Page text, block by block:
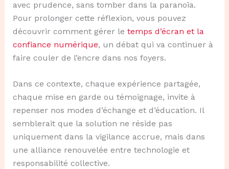
avec prudence, sans tomber dans la paranoïa.
Pour prolonger cette réflexion, vous pouvez
découvrir comment gérer le temps d’écran et la
confiance numérique, un débat qui va continuer à
faire couler de l’encre dans nos foyers.
Dans ce contexte, chaque expérience partagée,
chaque mise en garde ou témoignage, invite à
repenser nos modes d’échange et d’éducation. Il
semblerait que la solution ne réside pas
uniquement dans la vigilance accrue, mais dans
une alliance renouvelée entre technologie et
responsabilité collective.